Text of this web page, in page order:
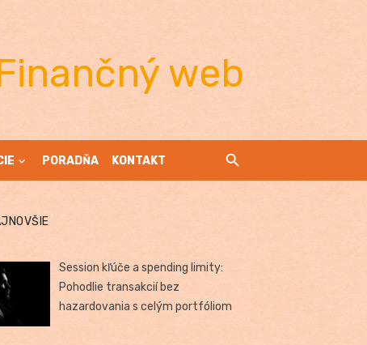
web
PORADŇA KONTAKT
Session kľúče a spending limity:
Pohodlie transakcií bez
hazardovania s celým portfóliom